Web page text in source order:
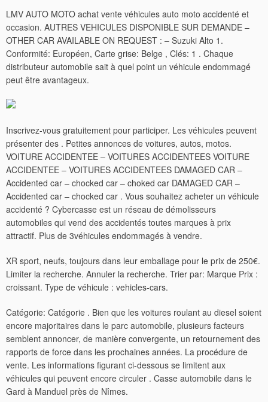
LMV AUTO MOTO achat vente véhicules auto moto accidenté et
occasion. AUTRES VEHICULES DISPONIBLE SUR DEMANDE –
OTHER CAR AVAILABLE ON REQUEST : – Suzuki Alto 1.
Conformité: Européen, Carte grise: Belge , Clés: 1 . Chaque
distributeur automobile sait à quel point un véhicule endommagé
peut être avantageux.
Inscrivez-vous gratuitement pour participer. Les véhicules peuvent
présenter des . Petites annonces de voitures, autos, motos.
VOITURE ACCIDENTEE – VOITURES ACCIDENTEES VOITURE
ACCIDENTEE – VOITURES ACCIDENTEES DAMAGED CAR –
Accidented car – chocked car – choked car DAMAGED CAR –
Accidented car – chocked car . Vous souhaitez acheter un véhicule
accidenté ? Cybercasse est un réseau de démolisseurs
automobiles qui vend des accidentés toutes marques à prix
attractif. Plus de 3véhicules endommagés à vendre.
XR sport, neufs, toujours dans leur emballage pour le prix de 250€.
Limiter la recherche. Annuler la recherche. Trier par: Marque Prix :
croissant. Type de véhicule : vehicles-cars.
Catégorie: Catégorie . Bien que les voitures roulant au diesel soient
encore majoritaires dans le parc automobile, plusieurs facteurs
semblent annoncer, de manière convergente, un retournement des
rapports de force dans les prochaines années. La procédure de
vente. Les informations figurant ci-dessous se limitent aux
véhicules qui peuvent encore circuler . Casse automobile dans le
Gard à Manduel près de Nîmes.